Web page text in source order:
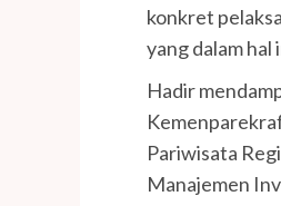
konkret
yang dalam hal
Hadir
Pariwisata
Manajemen